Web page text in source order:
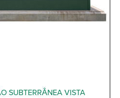
SUBTERRÂNEA VISTA